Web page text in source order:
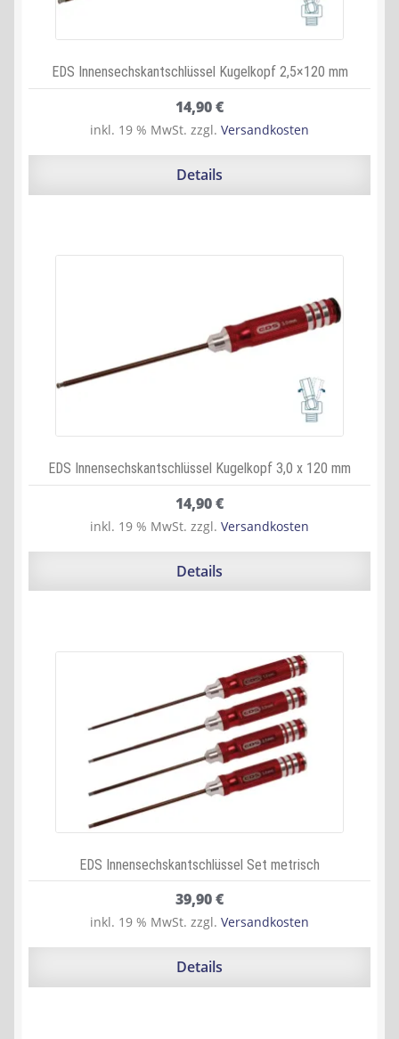
EDS Innensechskantschlüssel Kugelkopf 2,5×120 mm
14,90€
inkl. 19 % MwSt. zzgl. Versandkosten
Details
EDS Innensechskantschlüssel Kugelkopf 3,0 x 120 mm
14,90€
inkl. 19 % MwSt. zzgl. Versandkosten
Details
EDS Innensechskantschlüssel Set metrisch
39,90€
inkl. 19 % MwSt. zzgl. Versandkosten
Details